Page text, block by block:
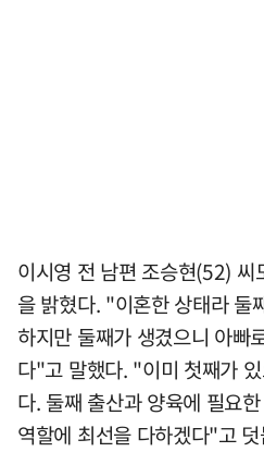
이시영 전 남편 조승현(52) 씨
을 밝혔다. "이혼한 상태라 둘
하지만 둘째가 생겼으니 아빠
다"고 말했다. "이미 첫째가
다. 둘째 출산과 양육에 필요
역할에 최선을 다하겠다"고